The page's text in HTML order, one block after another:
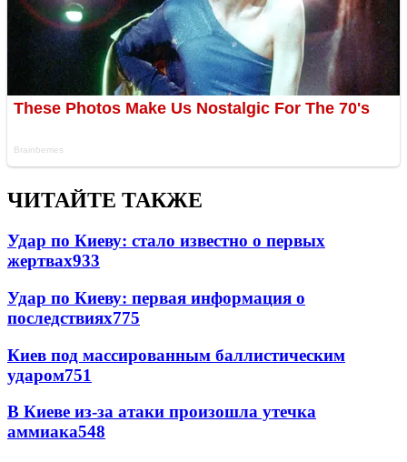
ЧИТАЙТЕ ТАКЖЕ
Удар по Киеву: стало известно о первых
жертвах933
Удар по Киеву: первая информация о
последствиях775
Киев под массированным баллистическим
ударом751
В Киеве из-за атаки произошла утечка
аммиака548